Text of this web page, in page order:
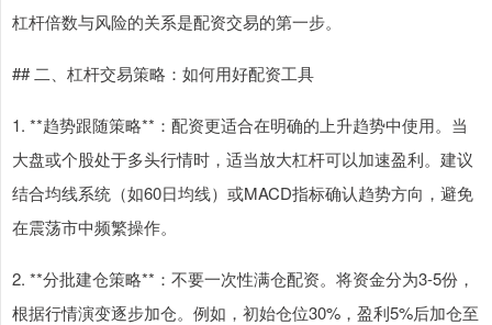
杠杆倍数与风险的关系是配资交易的第一步。
## 二、杠杆交易策略：如何用好配资工具
1. **趋势跟随策略**：配资更适合在明确的上升趋势中使用。当
大盘或个股处于多头行情时，适当放大杠杆可以加速盈利。建议
结合均线系统（如60日均线）或MACD指标确认趋势方向，避免
在震荡市中频繁操作。
2. **分批建仓策略**：不要一次性满仓配资。将资金分为3-5份，
根据行情演变逐步加仓。例如，初始仓位30%，盈利5%后加仓至